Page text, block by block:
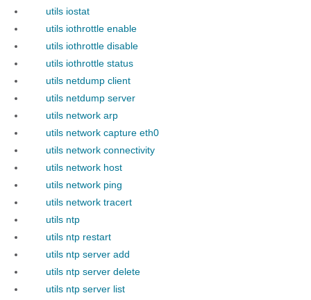
utils iostat
utils iothrottle enable
utils iothrottle disable
utils iothrottle status
utils netdump client
utils netdump server
utils network arp
utils network capture eth0
utils network connectivity
utils network host
utils network ping
utils network tracert
utils ntp
utils ntp restart
utils ntp server add
utils ntp server delete
utils ntp server list